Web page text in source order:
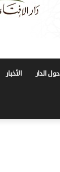
حول الدار الأخبار